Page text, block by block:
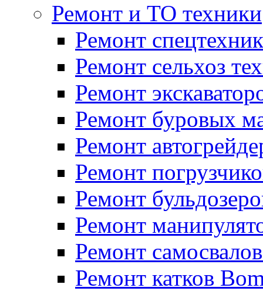
Ремонт и ТО техники
Ремонт
Ремонт сельхоз
Ремонт
Ремонт буровых
Ремонт
Ремонт
Ремонт
Ремонт
Ремонт
Ремонт катков